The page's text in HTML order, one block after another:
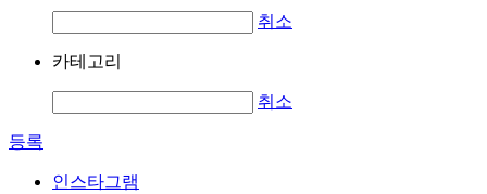
취소
카테고리
취소
등록
인스타그램